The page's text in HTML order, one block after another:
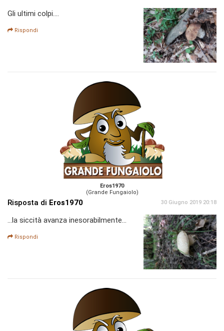
Gli ultimi colpi....
Rispondi
Eros1970
(Grande Fungaiolo)
Risposta di Eros1970 30 Giugno 2019 20:18
...la siccità avanza inesorabilmente...
Rispondi